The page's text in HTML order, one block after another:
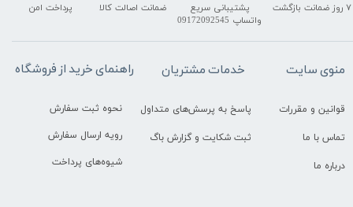
پشتیبانی سریع
واتساپ 09172092545
پرداخت امن ۷ روز ضمانت بازگشت ضمانت اصالت کالا
راهنمای خرید از فروشگاه
نحوه ثبت سفارش
رویه ارسال سفارش
شیوه‌های پرداخت
خدمات مشتریان
پاسخ به پرسش‌های متداول
ثبت شکایت و گزارش باگ
منوی سایت
قوانین و مقررات
تماس با ما
درباره ما